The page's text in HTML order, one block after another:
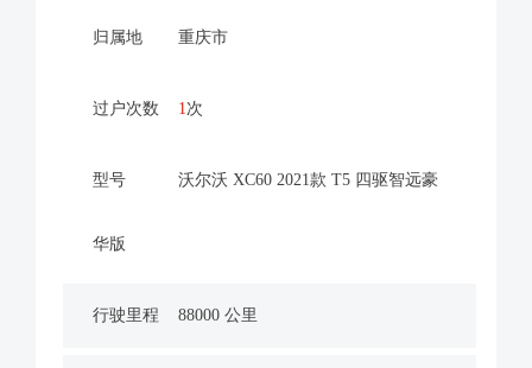
归属地 重庆市
过户次数 1次
型号 沃尔沃 XC60 2021款 T5 四驱智远豪
华版
行驶里程 88000 公里